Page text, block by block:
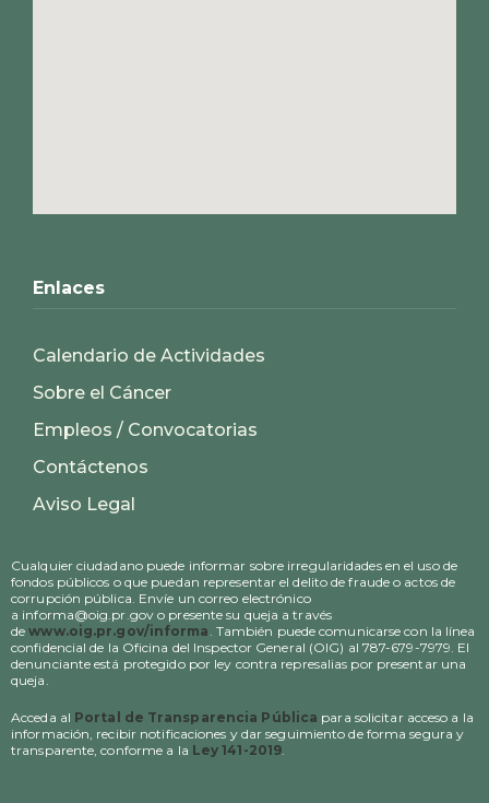
Enlaces
Calendario de Actividades
Sobre el Cáncer
Empleos / Convocatorias
Contáctenos
Aviso Legal
Cualquier ciudadano puede informar sobre irregularidades en el uso de
fondos públicos o que puedan representar el delito de fraude o actos de
corrupción pública. Envíe un correo electrónico
a informa@oig.pr.gov o presente su queja a través
dewww.oig.pr.gov/informa. También puede comunicarse con la línea
confidencial de la Oficina del Inspector General (OIG) al 787-679-7979. El
denunciante está protegido por ley contra represalias por presentar una
queja.
Acceda al Portal de Transparencia Pública para solicitar acceso a la
información, recibir notificaciones y dar seguimiento de forma segura y
transparente, conforme a la Ley 141-2019.